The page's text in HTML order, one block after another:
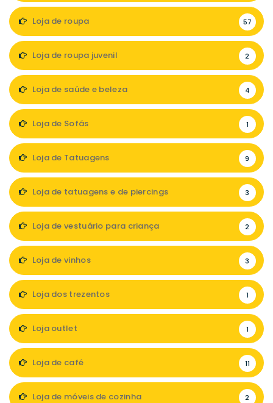
Loja de roupa 57
Loja de roupa juvenil 2
Loja de saúde e beleza 4
Loja de Sofás 1
Loja de Tatuagens 9
Loja de tatuagens e de piercings 3
Loja de vestuário para criança 2
Loja de vinhos 3
Loja dos trezentos 1
Loja outlet 1
Loja de café 11
Loja de móveis de cozinha 2